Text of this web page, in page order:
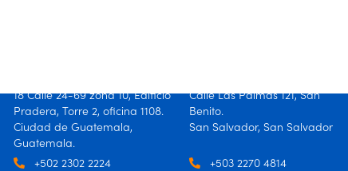
18 Calle 24-69 zona 10, Edificio
Pradera, Torre 2, oficina 1108.
Ciudad de Guatemala,
Guatemala.
+502 2302 2224
Calle Las Palmas 121, San
Benito.
San Salvador, San Salvador
+503 2270 4814